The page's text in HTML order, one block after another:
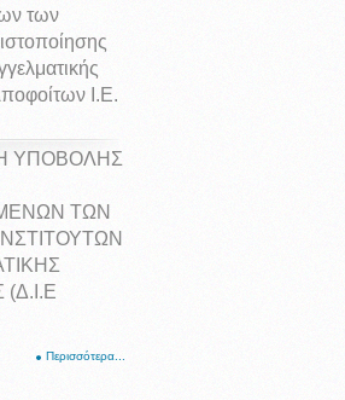
των
Ι.Ε.
ΥΠΟΒΟΛΗΣ
ΤΩΝ
(Δ.Ι.Ε
Περισσότερα...